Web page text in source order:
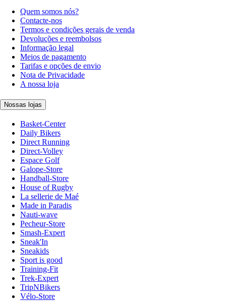
Quem somos nós?
Contacte-nos
Termos e condições gerais de venda
Devoluções e reembolsos
Informação legal
Meios de pagamento
Tarifas e opções de envio
Nota de Privacidade
A nossa loja
Nossas lojas
Basket-Center
Daily Bikers
Direct Running
Direct-Volley
Espace Golf
Galope-Store
Handball-Store
House of Rugby
La sellerie de Maé
Made in Paradis
Nauti-wave
Pecheur-Store
Smash-Expert
Sneak'In
Sneakids
Sport is good
Training-Fit
Trek-Expert
TripNBikers
Vélo-Store